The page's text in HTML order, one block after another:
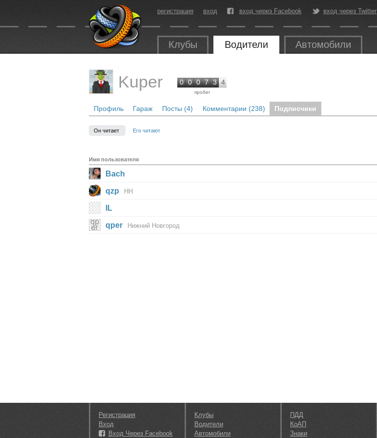
регистрация вход вход через Facebook вход через Twitter
Клубы Водители Автомобили
Kuper 0 0 0 7 3 4
пробег
Профиль Гараж Посты (4) Комментарии (238) Подписчики
Он читает Его читают
Имя пользователя
Bach
qzp НН
IL
qper Нижний Новгород
Регистрация
Вход
Вход Через Facebook
Клубы
Водители
Автомобили
ПДД
КоАП
Знаки